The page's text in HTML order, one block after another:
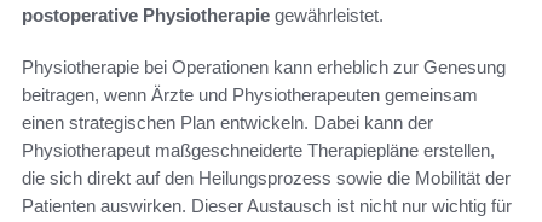
postoperative Physiotherapie gewährleistet.
Physiotherapie bei Operationen kann erheblich zur Genesung
beitragen, wenn Ärzte und Physiotherapeuten gemeinsam
einen strategischen Plan entwickeln. Dabei kann der
Physiotherapeut maßgeschneiderte Therapiepläne erstellen,
die sich direkt auf den Heilungsprozess sowie die Mobilität der
Patienten auswirken. Dieser Austausch ist nicht nur wichtig für